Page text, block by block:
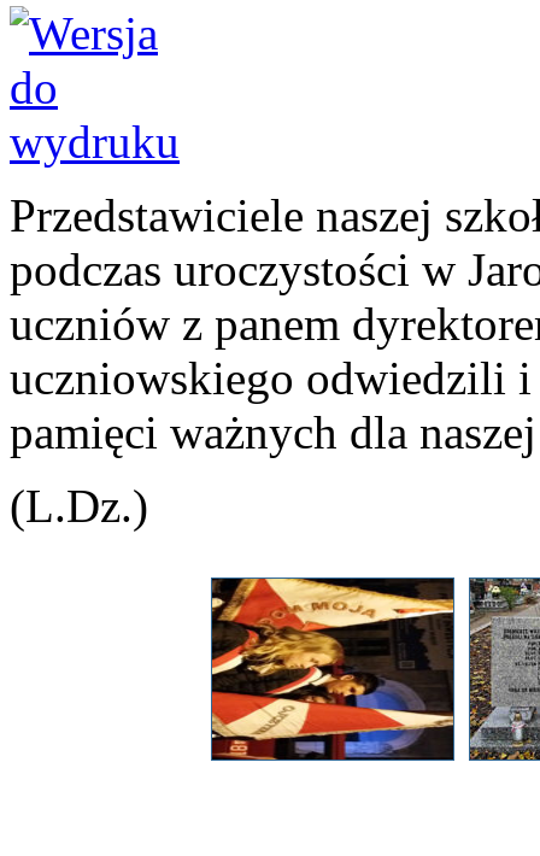
Przedstawiciele naszej
podczas uroczystości w
uczniów z panem
uczniowskiego odwiedzili
pamięci ważnych dla
(L.Dz.)